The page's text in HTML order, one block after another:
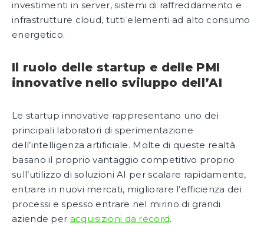
investimenti in server, sistemi di raffreddamento e
infrastrutture cloud, tutti elementi ad alto consumo
energetico.
Il ruolo delle startup e delle PMI
innovative nello sviluppo dell’AI
Le startup innovative rappresentano uno dei
principali laboratori di sperimentazione
dell’intelligenza artificiale. Molte di queste realtà
basano il proprio vantaggio competitivo proprio
sull’utilizzo di soluzioni AI per scalare rapidamente,
entrare in nuovi mercati, migliorare l’efficienza dei
processi e spesso entrare nel mirino di grandi
aziende per acquisizioni da record.